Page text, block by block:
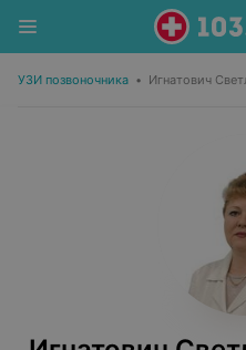
УЗИ позвоночника • Игнатович